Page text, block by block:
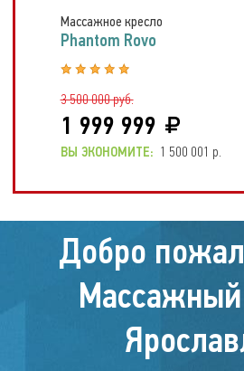
Массажное кресло
Phantom Rovo
3 500 000 руб.
1 999 999
ВЫ ЭКОНОМИТЕ: 1 500 001 р.
Скидка!
25 %
Добро